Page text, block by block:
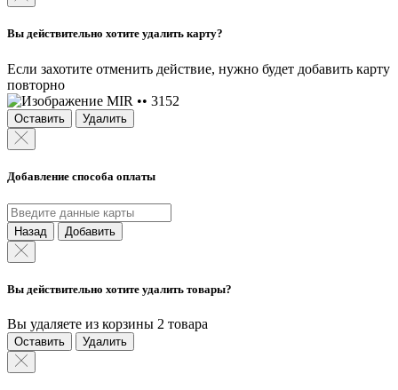
Вы действительно хотите удалить карту?
Если захотите отменить действие, нужно будет добавить карту
повторно
MIR •• 3152
Оставить Удалить
Добавление способа оплаты
Назад Добавить
Вы действительно хотите удалить товары?
Вы удаляете из корзины 2 товара
Оставить Удалить